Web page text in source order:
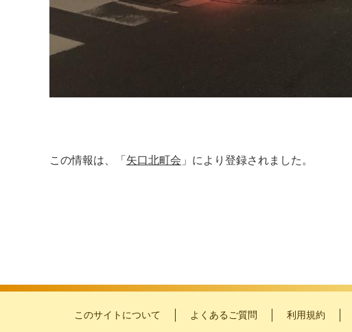
この情報は、「 矢口北町会 」により登録されました。
このサイトについて よくあるご質問 利用規約